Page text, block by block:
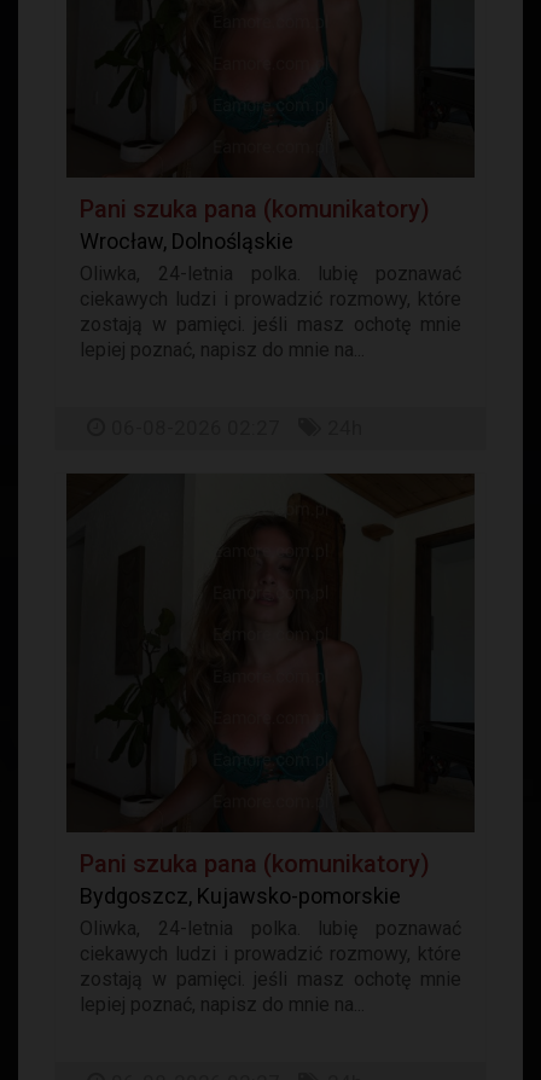
Pani szuka pana (komunikatory)
Wrocław, Dolnośląskie
Oliwka, 24-letnia polka. lubię poznawać
ciekawych ludzi i prowadzić rozmowy, które
zostają w pamięci. jeśli masz ochotę mnie
lepiej poznać, napisz do mnie na...
Pani szuka pana (komunikatory)
Bydgoszcz, Kujawsko-pomorskie
Oliwka, 24-letnia polka. lubię poznawać
ciekawych ludzi i prowadzić rozmowy, które
zostają w pamięci. jeśli masz ochotę mnie
lepiej poznać, napisz do mnie na...